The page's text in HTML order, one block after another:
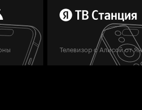
Телевизор с Алисой от